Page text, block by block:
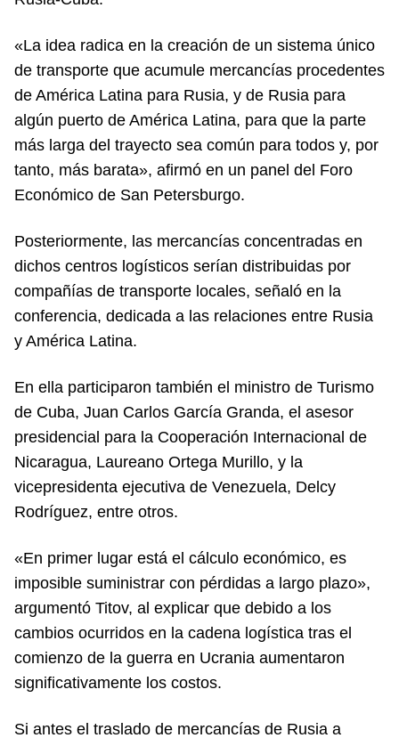
«La idea radica en la creación de un sistema único
de transporte que acumule mercancías procedentes
de América Latina para Rusia, y de Rusia para
algún puerto de América Latina, para que la parte
más larga del trayecto sea común para todos y, por
tanto, más barata», afirmó en un panel del Foro
Económico de San Petersburgo.
Posteriormente, las mercancías concentradas en
dichos centros logísticos serían distribuidas por
compañías de transporte locales, señaló en la
conferencia, dedicada a las relaciones entre Rusia
y América Latina.
En ella participaron también el ministro de Turismo
de Cuba, Juan Carlos García Granda, el asesor
presidencial para la Cooperación Internacional de
Nicaragua, Laureano Ortega Murillo, y la
vicepresidenta ejecutiva de Venezuela, Delcy
Rodríguez, entre otros.
«En primer lugar está el cálculo económico, es
imposible suministrar con pérdidas a largo plazo»,
argumentó Titov, al explicar que debido a los
cambios ocurridos en la cadena logística tras el
comienzo de la guerra en Ucrania aumentaron
significativamente los costos.
Si antes el traslado de mercancías de Rusia a